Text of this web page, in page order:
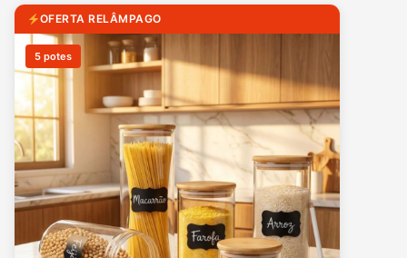
OFERTA RELÂMPAGO
5 potes